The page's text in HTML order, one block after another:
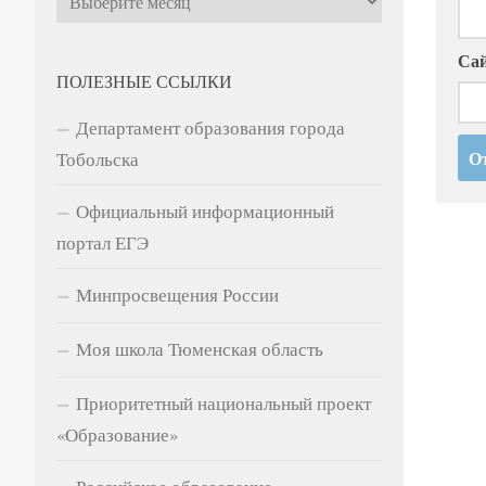
ПОЛЕЗНЫЕ ССЫЛКИ
Департамент образования города
Тобольска
Официальный информационный
портал ЕГЭ
Минпросвещения России
Моя школа Тюменская область
Приоритетный национальный проект
«Образование»